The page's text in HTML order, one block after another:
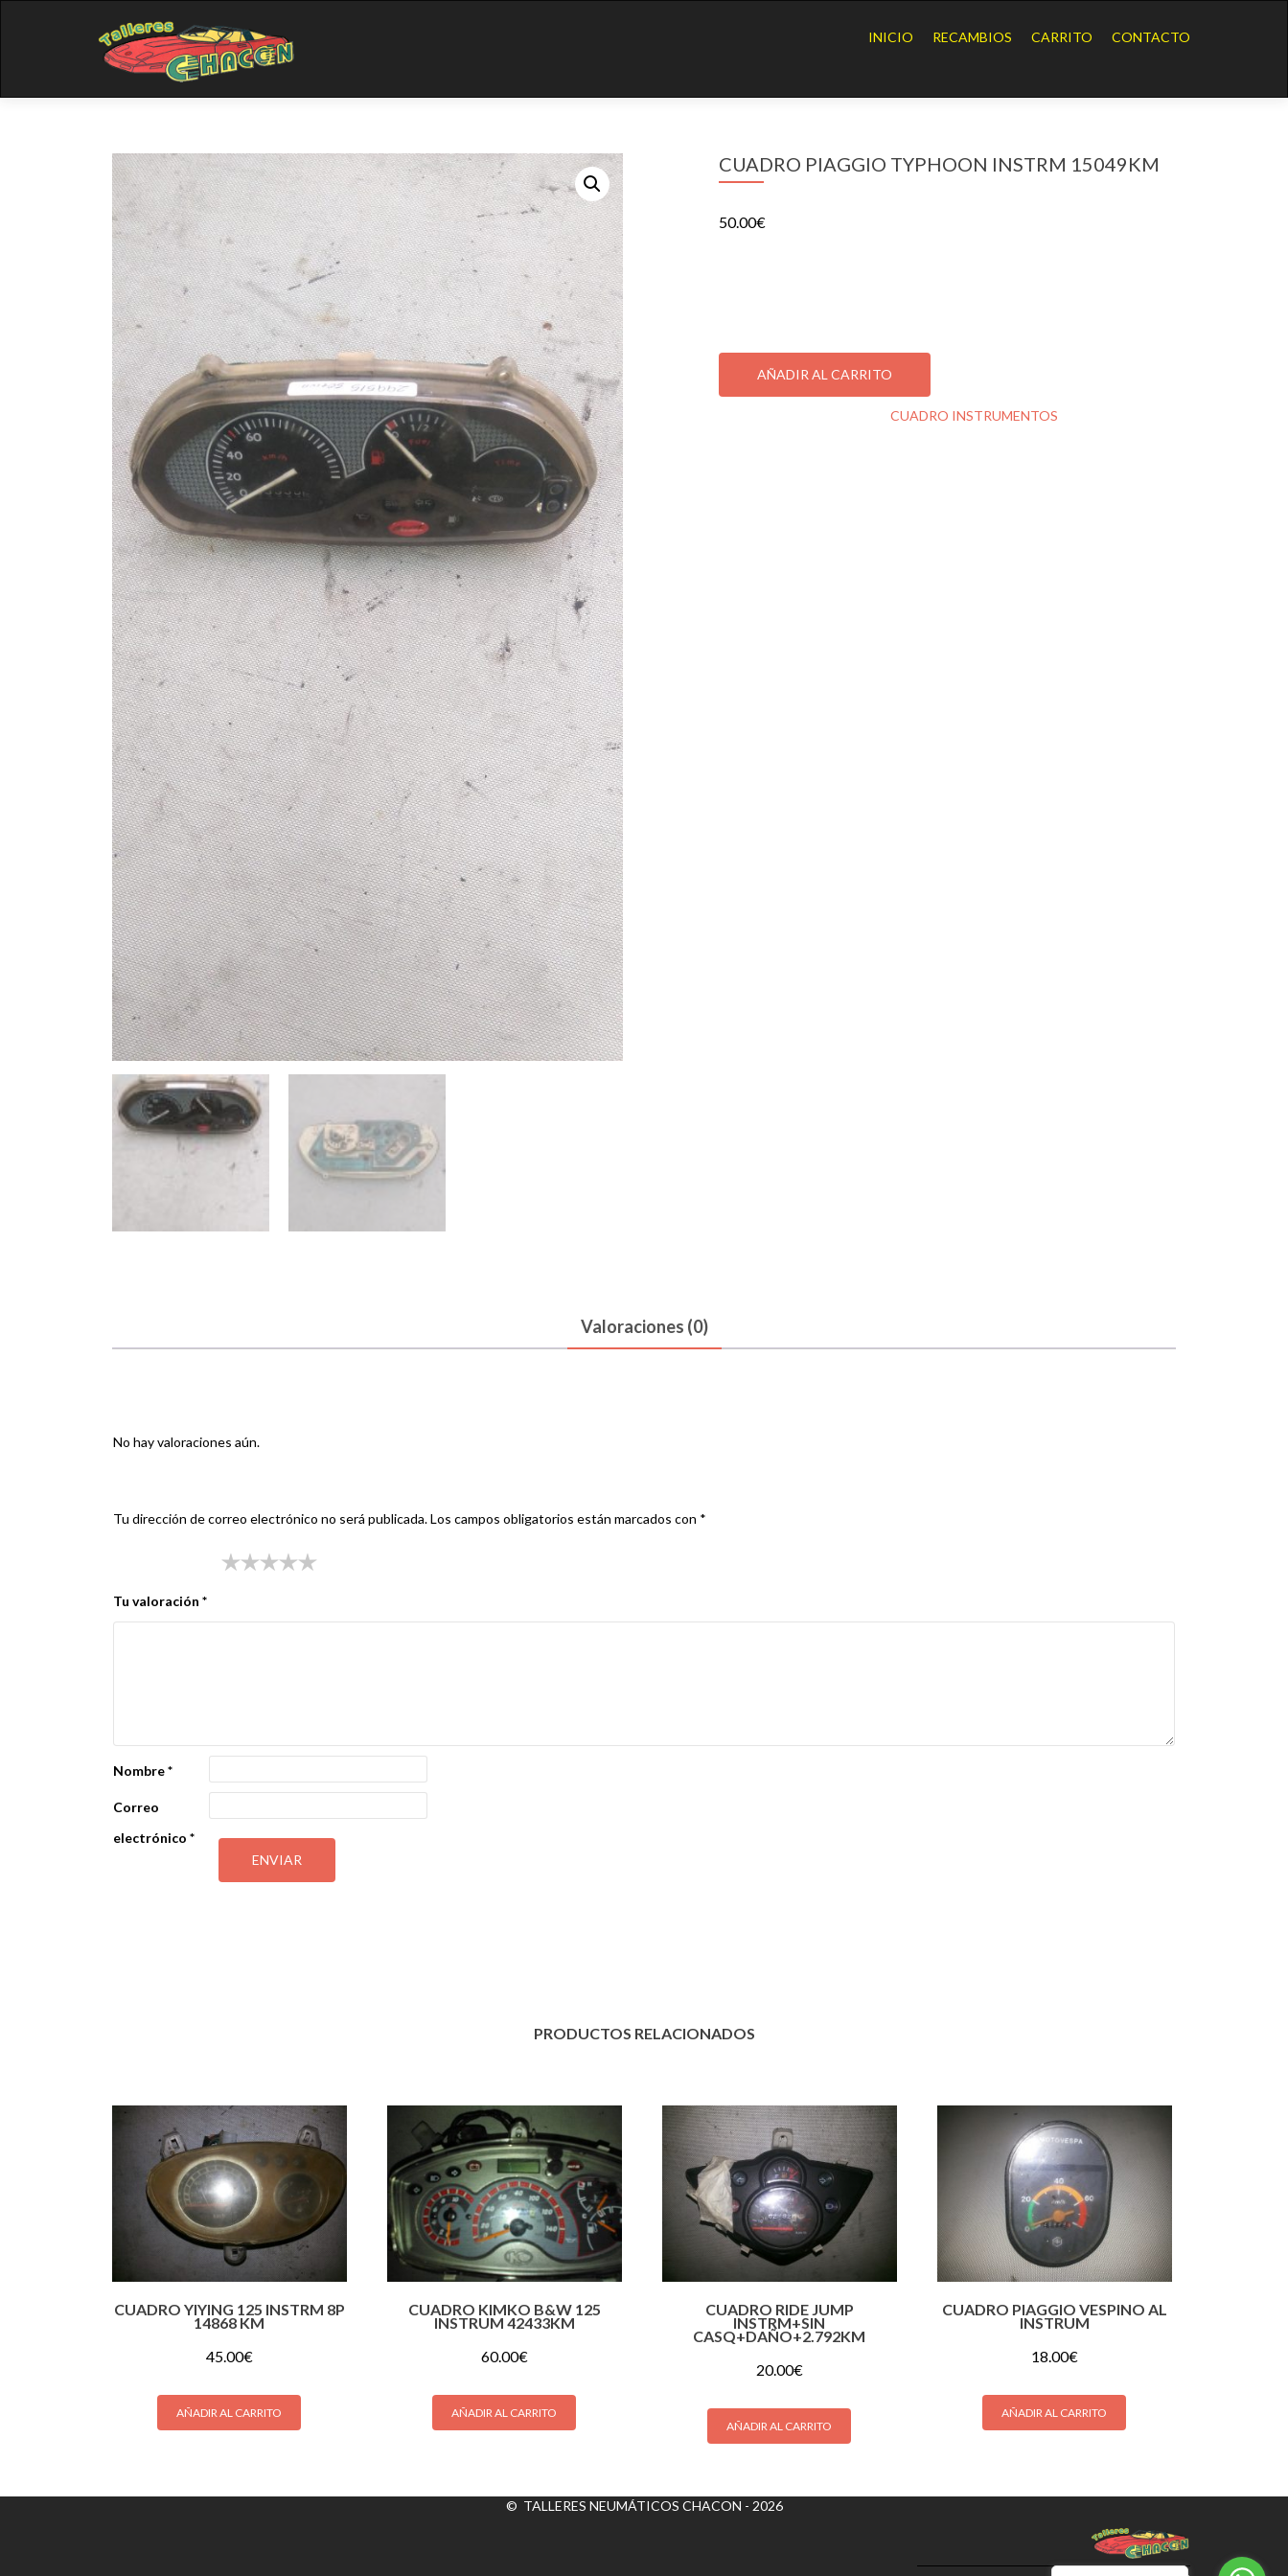
contenido
INICIO RECAMBIOS CARRITO CONTACTO
CUADRO PIAGGIO TYPHOON INSTRM 15049KM
50.00€
CUADRO
PIAGGIOAÑADIR AL CARRITO
CUADRO INSTRUMENTOS
Valoraciones (0)
No hay valoraciones aún.
Tu dirección de correo electrónico no será publicada.Los campos obligatorios están marcados con *
Tu valoración *
Nombre*
Correo
electrónico *
PRODUCTOS RELACIONADOS
CUADRO YIYING 125 INSTRM 8P
14868 KM
45.00€
AÑADIR AL CARRITO
CUADRO KIMKO B&W 125
INSTRUM 42433KM
60.00€
AÑADIR AL CARRITO
CUADRO RIDE JUMP
INSTRM+SIN
CASQ+DAÑO+2.792KM
20.00€
AÑADIR AL CARRITO
CUADRO PIAGGIO VESPINO AL
INSTRUM
18.00€
AÑADIR AL CARRITO
© TALLERES NEUMÁTICOS CHACON - 2026